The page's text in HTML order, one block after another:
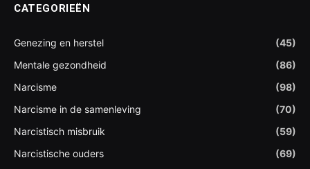
CATEGORIEËN
Genezing en herstel
(45)
Mentale gezondheid
(86)
Narcisme
(98)
Narcisme in de samenleving
(70)
Narcistisch misbruik
(59)
Narcistische ouders
(69)